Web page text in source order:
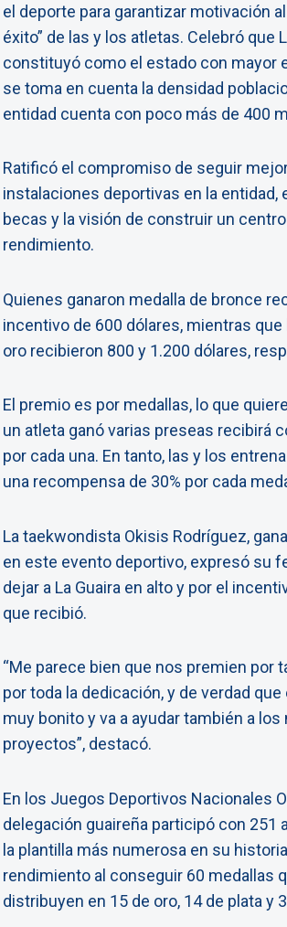
el deporte para garantizar motivación
éxito” de las y los atletas. Celebró que
constituyó como el estado con mayor
se toma en cuenta la densidad
entidad cuenta con poco más de 400
Ratificó el compromiso de seguir
instalaciones deportivas en la entidad,
becas y la visión de construir un
rendimiento.
Quienes ganaron medalla de bronce
incentivo de 600 dólares, mientras que
oro recibieron 800 y 1.200 dólares,
El premio es por medallas, lo que
un atleta ganó varias preseas recibirá
por cada una. En tanto, las y los
una recompensa de 30% por cada
La taekwondista Okisis Rodríguez,
en este evento deportivo, expresó su
dejar a La Guaira en alto y por el
que recibió.
“Me parece bien que nos premien por
por toda la dedicación, y de verdad
muy bonito y va a ayudar también a los
proyectos”, destacó.
En los Juegos Deportivos Nacionales
delegación guaireña participó con 251
la plantilla más numerosa en su
rendimiento al conseguir 60 medallas
distribuyen en 15 de oro, 14 de plata y